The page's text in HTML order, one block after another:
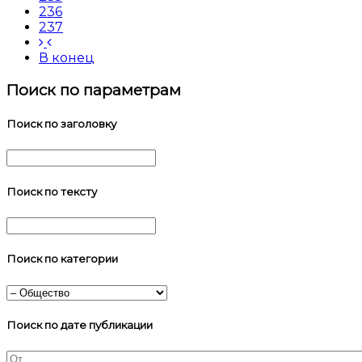
236
237
В конец
Поиск по параметрам
Поиск по заголовку
Поиск по тексту
Поиск по категории
Поиск по дате публикации